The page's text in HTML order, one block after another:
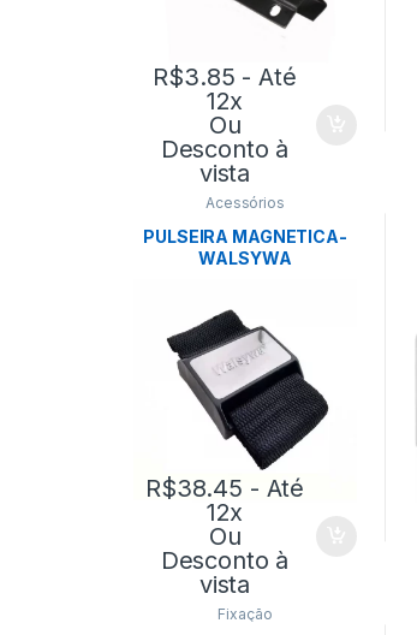
R$3.85 - Até
12x
Ou
Desconto à
vista
Acessórios
PULSEIRA MAGNETICA-
WALSYWA
R$38.45 - Até
12x
Ou
Desconto à
vista
Fixação